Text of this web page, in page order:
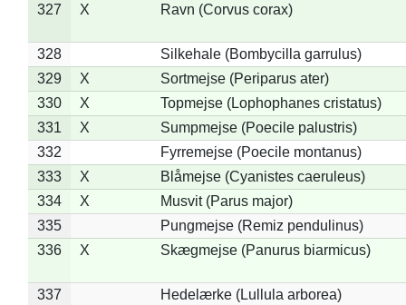
327 X Ravn (Corvus corax)
328
Silkehale (Bombycilla garrulus)
329
X
Sortmejse (Periparus ater)
330
X
Topmejse (Lophophanes cristatus)
331
X
Sumpmejse (Poecile palustris)
332
Fyrremejse (Poecile montanus)
333
X
Blåmejse (Cyanistes caeruleus)
334
X
Musvit (Parus major)
335
Pungmejse (Remiz pendulinus)
336
X Skægmejse (Panurus biarmicus)
337
Hedelærke (Lullula arborea)